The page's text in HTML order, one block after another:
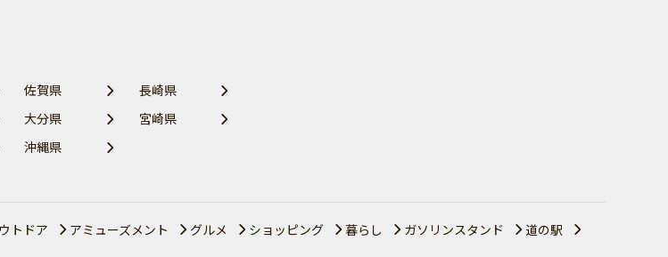
佐賀県
長崎県
大分県
宮崎県
沖縄県
トドア アミューズメント グルメ ショッピング 暮らし ガソリンスタンド
道の駅